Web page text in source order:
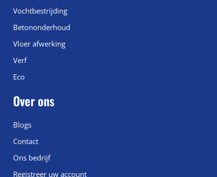
Vochtbestrijding
Betononderhoud
Vloer afwerking
Verf
Eco
Over ons
Blogs
Contact
Ons bedrijf
Registreer uw account